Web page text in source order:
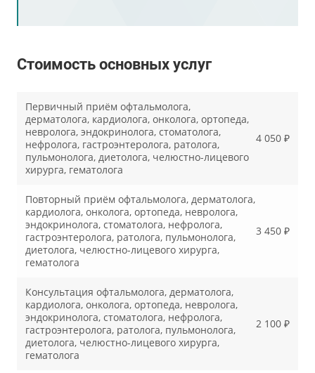
Стоимость основных услуг
Первичный приём офтальмолога,
дерматолога, кардиолога, онколога, ортопеда,
невролога, эндокринолога, стоматолога,
нефролога, гастроэнтеролога, ратолога,
пульмонолога, диетолога, челюстно-лицевого
хирурга, гематолога
4 050 ₽
Повторный приём офтальмолога, дерматолога,
кардиолога, онколога, ортопеда, невролога,
эндокринолога, стоматолога, нефролога,
гастроэнтеролога, ратолога, пульмонолога,
диетолога, челюстно-лицевого хирурга,
гематолога
3 450 ₽
Консультация офтальмолога, дерматолога,
кардиолога, онколога, ортопеда, невролога,
эндокринолога, стоматолога, нефролога,
гастроэнтеролога, ратолога, пульмонолога,
диетолога, челюстно-лицевого хирурга,
гематолога
2 100 ₽